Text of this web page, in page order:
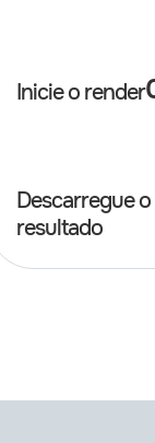
Inicie o render
Descarregue o
resultado